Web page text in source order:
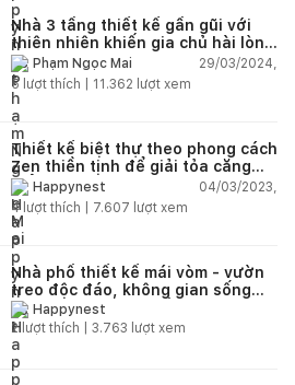
Nhà 3 tầng thiết kế gần gũi với
thiên nhiên khiến gia chủ hài lòng
hơn cả mong đợi
Phạm Ngọc Mai
29/03/2024,
5 lượt thích | 11.362 lượt xem
Thiết kế biệt thự theo phong cách
Zen thiền tịnh để giải tỏa căng
thẳngHappynest
04/03/2023,
4lượt thích | 7.607 lượt xem
Nhà phố thiết kế mái vòm - vườn
treo độc đáo, không gian sống
xanh mát của vợ chồng gia chủ
trẻ tuổi
Happynest
2lượt thích | 3.763 lượt xem